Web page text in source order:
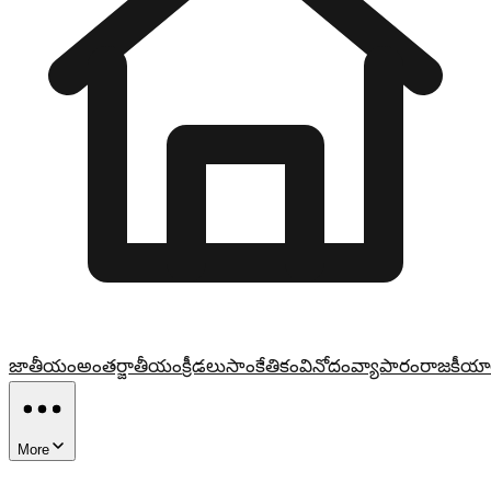
జాతీయంఅంతర్జాతీయంక్రీడలుసాంకేతికంవినోదంవ్యాపారం
More